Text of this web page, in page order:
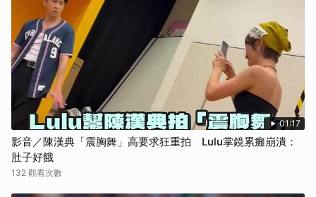
01:17
影音／陳漢典「震胸舞」高要求狂重拍 Lulu掌鏡累癱崩潰：
肚子好餓
132 觀看次數